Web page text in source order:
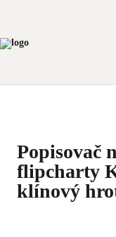
Popisovač
flipcharty
klínový